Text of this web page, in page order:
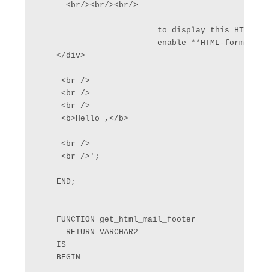
<br/><br/><br/>
</div>
<br />
<br />
<br />
<b>Hello ,</b>
<br />
<br />';
END;
FUNCTION get_html_mail_footer
RETURN VARCHAR2
IS
BEGIN